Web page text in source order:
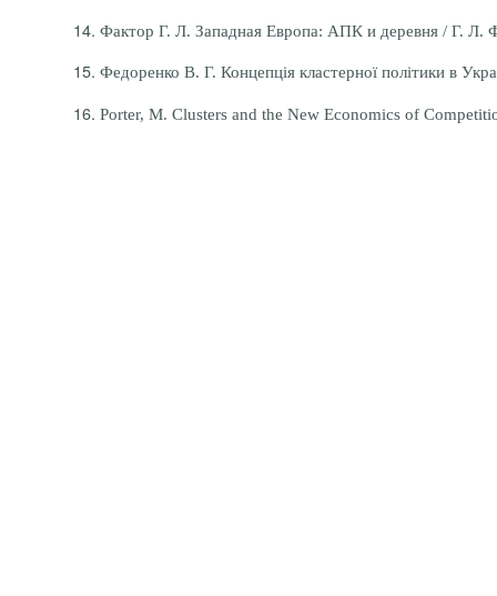
Фактор Г. Л. Западная Европа: АПК и деревня / Г. Л.
Федоренко В. Г. Концепція кластерної політики в
Porter, M. Clusters and the New Economics of